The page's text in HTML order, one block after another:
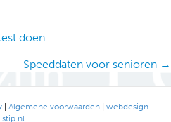
doen
Speeddaten voor senioren →
| Algemene voorwaarden| webdesign
stip.nl